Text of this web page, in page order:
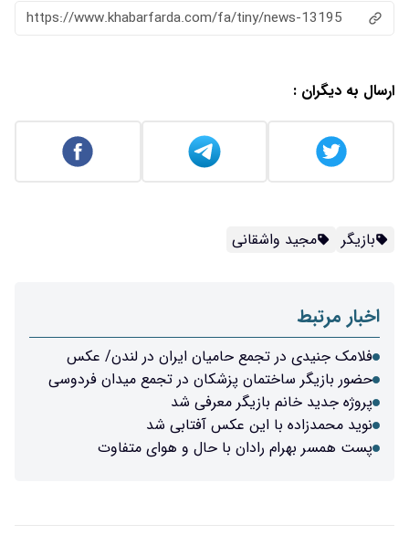
https://www.khabarfarda.com/fa/
حامیان ایران در لندن/ عکس
پزشکان در تجمع میدان فردوسی
معرفی شد
عکس آفتابی شد
با حال و هوای متفاوت